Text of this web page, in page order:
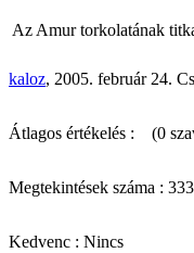
Az Amur torkolatának
kaloz, 2005. február 24.
Átlagos értékelés : (0
Megtekintések száma :
Kedvenc : Nincs